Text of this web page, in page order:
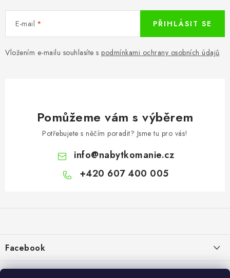
E-mail
Vložením e-mailu souhlasíte s podmínkami ochrany osobních údajů
PŘIHLÁSIT SE
Pomůžeme vám s výběrem
Potřebujete s něčím poradit? Jsme tu pro vás!
info@nabytkomanie.cz
+420 607 400 005
a
í
Facebook